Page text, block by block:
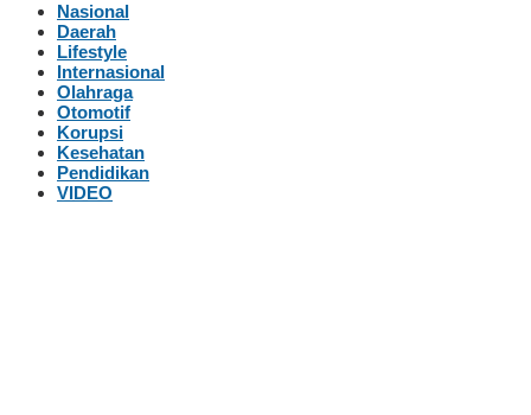
Nasional
Daerah
Lifestyle
Internasional
Olahraga
Otomotif
Korupsi
Kesehatan
Pendidikan
VIDEO